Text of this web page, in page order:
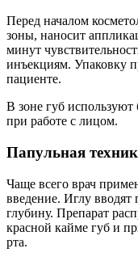
Перед началом
зоны, наносит
минут
инъекциям. Упаковку
пациенте.
В зоне губ
при работе с лицом.
Папульная
Чаще всего врач
введение. Иглу
глубину. Препарат
красной кайме губ и
рта.